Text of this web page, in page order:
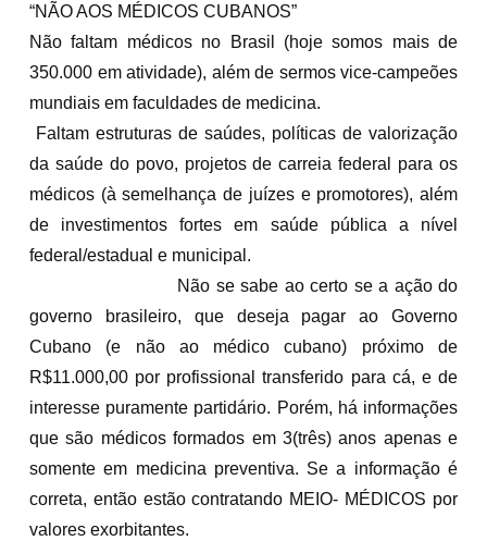
“NÃO AOS MÉDICOS CUBANOS”
Não faltam médicos no Brasil (hoje somos mais de
350.000 em atividade), além de sermos vice-campeões
mundiais em faculdades de medicina.
Faltam estruturas de saúdes, políticas de valorização
da saúde do povo, projetos de carreia federal para os
médicos (à semelhança de juízes e promotores), além
de investimentos fortes em saúde pública a nível
federal/estadual e municipal.
Não se sabe ao certo se a ação do
governo brasileiro, que deseja pagar ao Governo
Cubano (e não ao médico cubano) próximo de
R$11.000,00 por profissional transferido para cá, e de
interesse puramente partidário. Porém, há informações
que são médicos formados em 3(três) anos apenas e
somente em medicina preventiva. Se a informação é
correta, então estão contratando MEIO- MÉDICOS por
valores exorbitantes.